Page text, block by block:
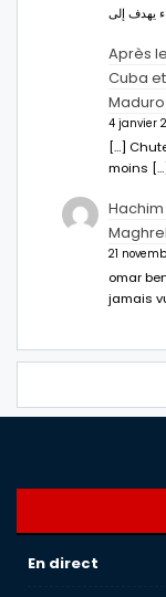
Après
Cuba
4 janvier
[…]
moins […]
21
omar
jamais
En direct